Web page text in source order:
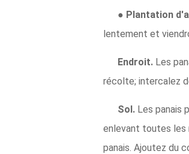
● Plantation
lentement et
Endroit. Les
récolte; intercalez
Sol. Les panais
enlevant toutes les
panais. Ajoutez du